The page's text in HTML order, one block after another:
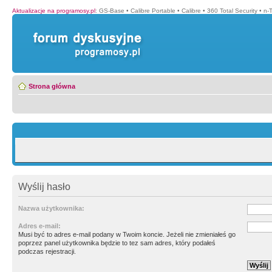
Aktualizacje na programosy.pl: GS-Base • Calibre Portable • Calibre • 360 Total Security • n-
Strona główna
Wyślij hasło
Nazwa użytkownika:
Adres e-mail:
Musi być to adres e-mail podany w Twoim koncie. Jeżeli nie zmieniałeś go
poprzez panel użytkownika będzie to tez sam adres, który podałeś
podczas rejestracji.